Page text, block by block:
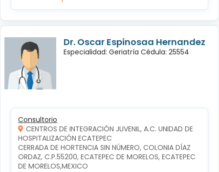
Dr. Oscar Espinosaa Hernandez
Especialidad: Geriatría Cédula: 25554
Consultorio
CENTROS DE INTEGRACIÓN JUVENIL, A.C. UNIDAD DE
HOSPITALIZACIÓN ECATEPEC
CERRADA DE HORTENCIA SIN NÚMERO, COLONIA DÍAZ
ORDAZ, C.P.55200, ECATEPEC DE MORELOS, ECATEPEC
DE MORELOS,MEXICO